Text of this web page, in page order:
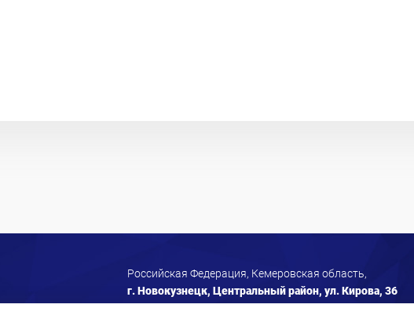
Российская Федерация, Кемеровская область,
г. Новокузнецк, Центральный район, ул. Кирова, 36